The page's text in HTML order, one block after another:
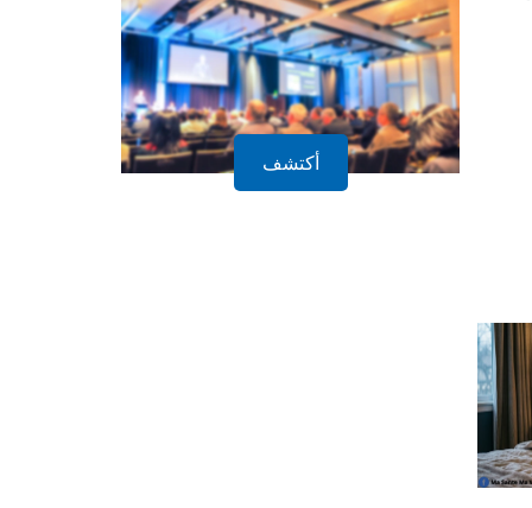
أكتشف